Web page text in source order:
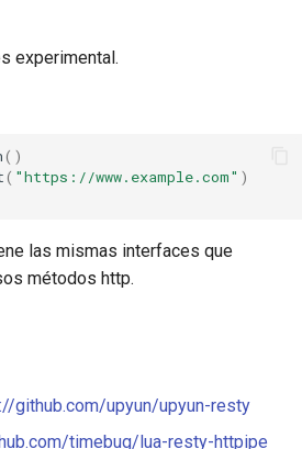
experimental.
()
( "https://www.example.com" )
las mismas interfaces que
métodos http.
github.com/upyun/upyun-resty
timebug/lua-resty-httpipe